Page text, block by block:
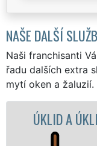
NAŠE DALŠÍ
Naši franchisanti
řadu dalších extra
mytí oken a žaluzií.
SLUŽBY